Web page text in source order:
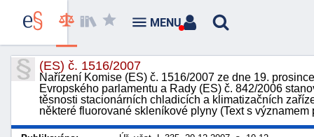
(ES) č. 1516/2007
Nařízení Komise (ES) č. 1516/2007 ze dne 19.
Evropského parlamentu a Rady (ES) č. 842/2006
těsnosti stacionárních chladicích a klimatizačních
některé fluorované skleníkové plyny (Text s významem
MENU